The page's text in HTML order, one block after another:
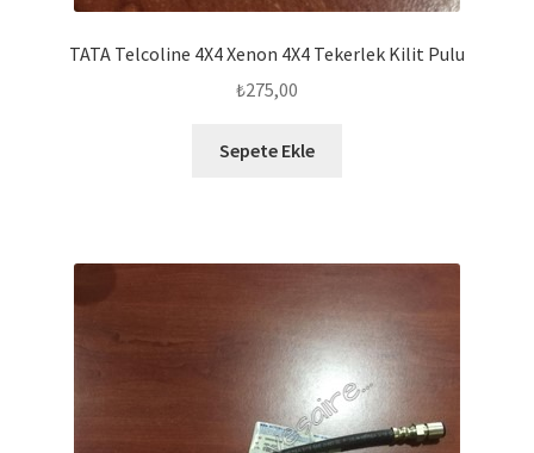
TATA Telcoline 4X4 Xenon 4X4 Tekerlek Kilit Pulu
₺275,00
Sepete Ekle